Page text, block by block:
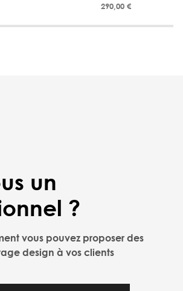
290,00 €
un
?
vous pouvez proposer des
design à vos clients